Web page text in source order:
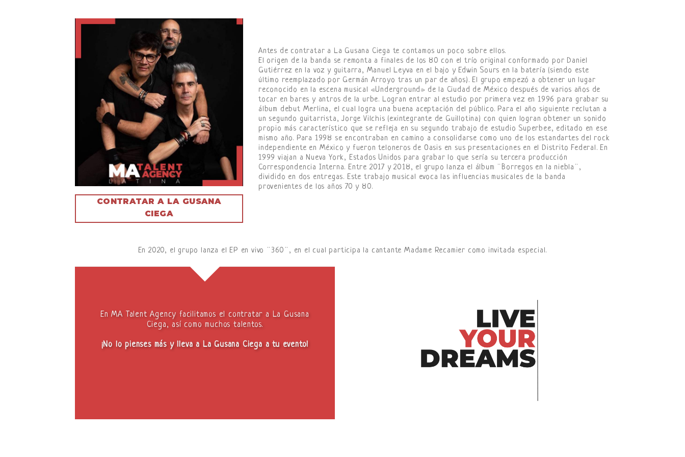
CONTRATAR A LA GUSANA
CIEGA
Antes de contratar a La Gusana Ciega te contamos un poco sobre ellos.
El origen de la banda se remonta a finales de los 80 con el trío original conformado por Daniel
Gutiérrez en la voz y guitarra, Manuel Leyva en el bajo y Edwin Sours en la batería (siendo este
último reemplazado por Germán Arroyo tras un par de años). El grupo empezó a obtener un lugar
reconocido en la escena musical «Underground» de la Ciudad de México después de varios años de
tocar en bares y antros de la urbe. Logran entrar al estudio por primera vez en 1996 para grabar su
álbum debut Merlina, el cual logra una buena aceptación del público. Para el año siguiente reclutan a
un segundo guitarrista, Jorge Vilchis (exintegrante de Guillotina) con quien logran obtener un sonido
propio más característico que se refleja en su segundo trabajo de estudio Superbee, editado en ese
mismo año. Para 1998 se encontraban en camino a consolidarse como uno de los estandartes del rock
independiente en México y fueron teloneros de Oasis en sus presentaciones en el Distrito Federal. En
1999 viajan a Nueva York, Estados Unidos para grabar lo que sería su tercera producción
Correspondencia Interna. Entre 2017 y 2018, el grupo lanza el álbum ¨Borregos en la niebla¨,
dividido en dos entregas. Este trabajo musical evoca las influencias musicales de la banda
provenientes de los años 70 y 80.
En 2020, el grupo lanza el EP en vivo ¨360¨, en el cual participa la cantante Madame Recamier como invitada especial.
En MA Talent Agency facilitamos el contratar a La Gusana
Ciega, así como muchos talentos.
¡No lo pienses más y lleva a La Gusana Ciega a tu evento!